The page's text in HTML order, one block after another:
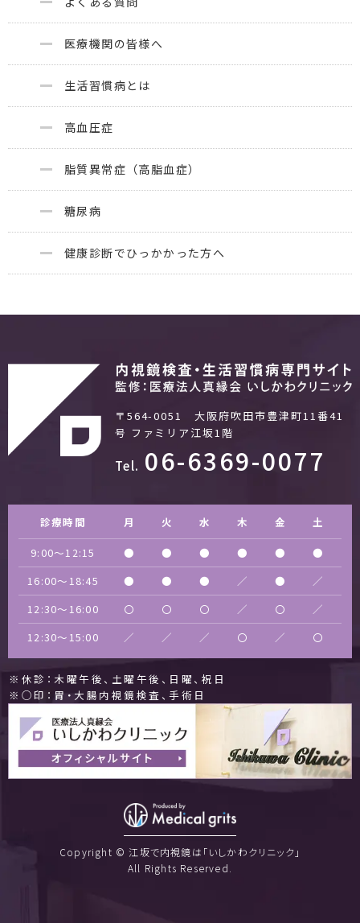
医療機関の皆様へ
生活習慣病とは
高血圧症
脂質異常症（高脂血症）
糖尿病
健康診断でひっかかった方へ
〒564-0051 大阪府吹田市豊津町11番41
号 ファミリア江坂1階
Tel. 06-6369-0077
診療時間 月 火 水 木 金
土
9:00〜12:15
● ● ● ● ●
●
16:00〜18:45
● ● ● ／ ●
／
12:30〜16:00
〇 〇 〇 ／ 〇
／
12:30〜15:00
／ ／ ／ 〇 ／ 〇
※休診：木曜午後、土曜午後、日曜、祝日
※○印：胃・大腸内視鏡検査、手術日
Copyright © 江坂で内視鏡は「いしかわクリニック」
All Rights Reserved.